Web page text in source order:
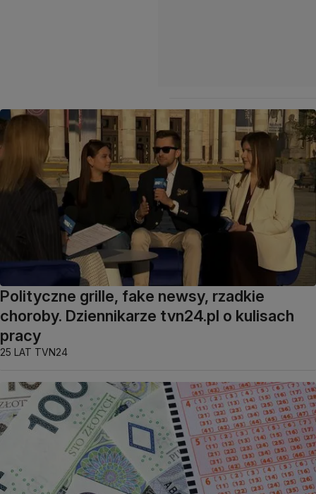
Polityczne grille, fake newsy, rzadkie
choroby. Dziennikarze tvn24.pl o kulisach
pracy
25 LAT TVN24